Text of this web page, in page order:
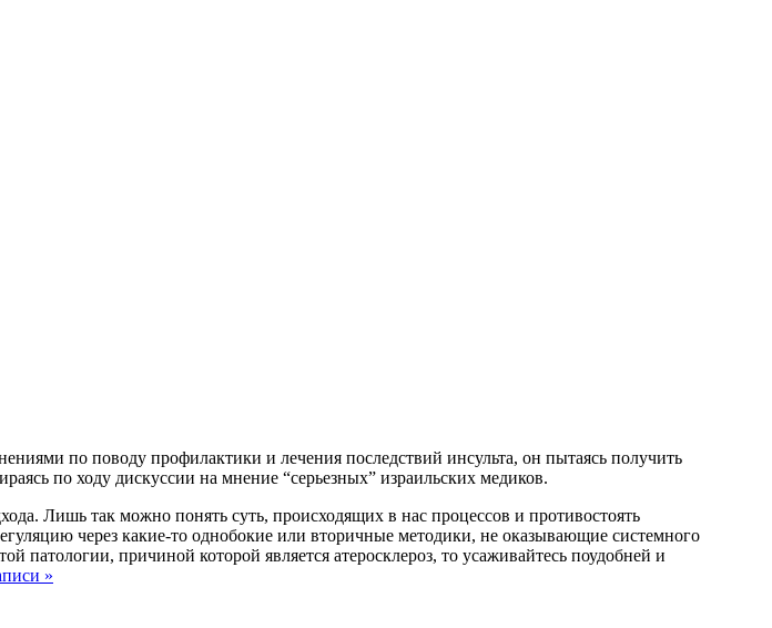
по поводу профилактики и лечения последствий инсульта, он пытаясь получить
по ходу дискуссии на мнение “серьезных” израильских медиков.
Лишь так можно понять суть, происходящих в нас процессов и противостоять
через какие-то однобокие или вторичные методики, не оказывающие системного
патологии, причиной которой является атеросклероз, то усаживайтесь поудобней и
»